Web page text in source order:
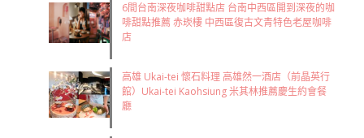
6間台南深夜咖啡甜點店 台南中西區開到深夜的咖
啡甜點推薦 赤崁樓 中西區復古文青特色老屋咖啡
店
高雄 Ukai-tei 懷石料理 高雄然一酒店（前晶英行
館）Ukai-tei Kaohsiung 米其林推薦慶生約會餐
廳